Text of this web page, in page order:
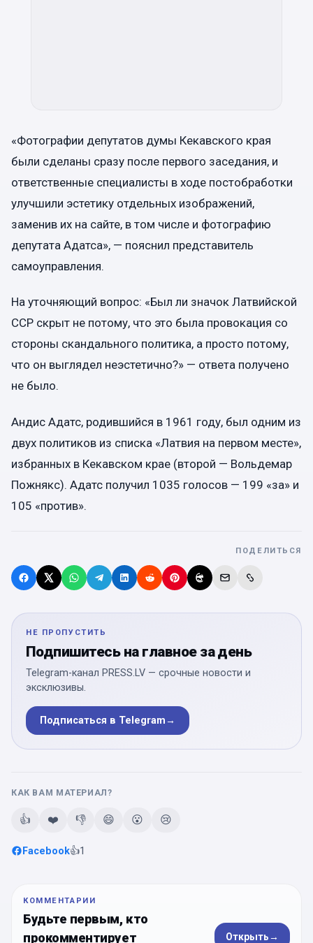
«Фотографии депутатов думы Кекавского края
были сделаны сразу после первого заседания, и
ответственные специалисты в ходе постобработки
улучшили эстетику отдельных изображений,
заменив их на сайте, в том числе и фотографию
депутата Адатса», — пояснил представитель
самоуправления.
На уточняющий вопрос: «Был ли значок Латвийской
ССР скрыт не потому, что это была провокация со
стороны скандального политика, а просто потому,
что он выглядел неэстетично?» — ответа получено
не было.
Андис Адатс, родившийся в 1961 году, был одним из
двух политиков из списка «Латвия на первом месте»,
избранных в Кекавском крае (второй — Вольдемар
Пожнякс). Адатс получил 1035 голосов — 199 «за» и
105 «против».
ПОДЕЛИТЬСЯ
НЕ ПРОПУСТИТЬ
Подпишитесь на главное за день
Telegram-канал PRESS.LV — срочные новости и
эксклюзивы.
Подписаться в Telegram→
КАК ВАМ МАТЕРИАЛ?
👍 ❤️ 👎 😄 😮 😢
Facebook👍1
КОММЕНТАРИИ
Будьте первым, кто
прокомментирует
Открыть→